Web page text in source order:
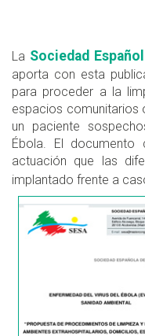
La Sociedad
aporta con esta
para proceder a la
espacios comunitarios
un paciente
Ébola. El
actuación que las
implantado frente a